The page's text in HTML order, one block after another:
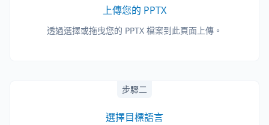
上傳您的 PPTX
透過選擇或拖曳您的 PPTX 檔案到此頁面上傳。
步驟二
選擇目標語言